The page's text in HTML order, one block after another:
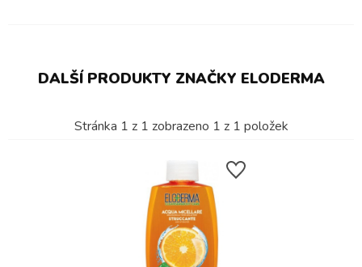
DALŠÍ PRODUKTY ZNAČKY ELODERMA
Stránka 1 z 1 zobrazeno 1 z 1 položek